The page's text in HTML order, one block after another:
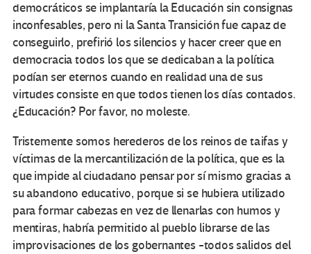
democráticos se implantaría la Educación sin consignas
inconfesables, pero ni la Santa Transición fue capaz de
conseguirlo, prefirió los silencios y hacer creer que en
democracia todos los que se dedicaban a la política
podían ser eternos cuando en realidad una de sus
virtudes consiste en que todos tienen los días contados.
¿Educación? Por favor, no moleste.
Tristemente somos herederos de los reinos de taifas y
víctimas de la mercantilización de la política, que es la
que impide al ciudadano pensar por sí mismo gracias a
su abandono educativo, porque si se hubiera utilizado
para formar cabezas en vez de llenarlas con humos y
mentiras, habría permitido al pueblo librarse de las
improvisaciones de los gobernantes -todos salidos del